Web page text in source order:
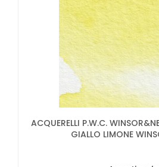
ACQUERELLI P.W.C.
GIALLO LIMONE